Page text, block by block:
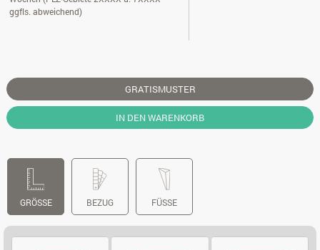
ggfls. abweichend)
GRATISMUSTER
IN DEN WARENKORB
GRÖSSE BEZUG FÜSSE